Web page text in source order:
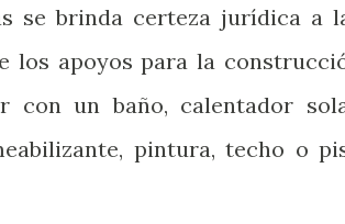
se brinda certeza jurídica a
los apoyos para la
con un baño, calentador
pintura, techo o